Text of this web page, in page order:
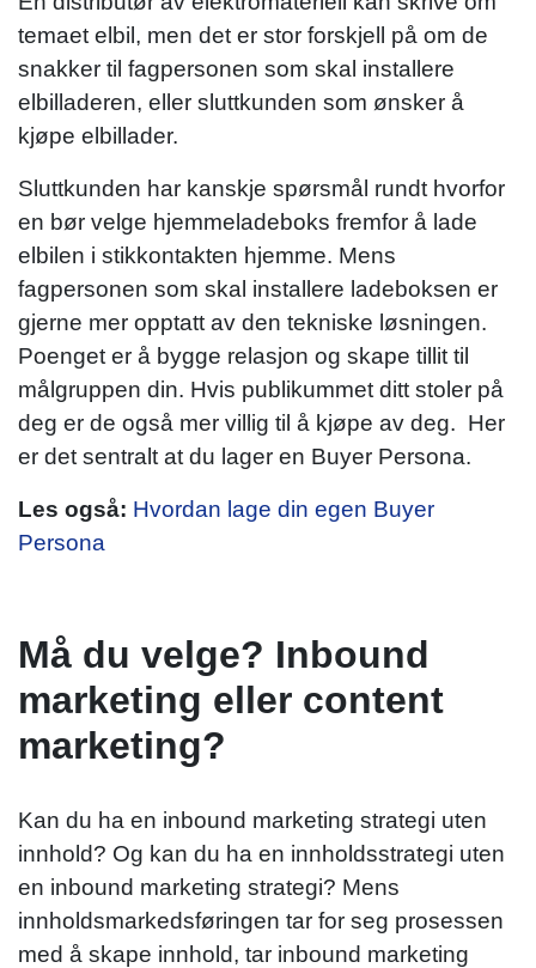
temaet elbil, men det er stor forskjell på om de
snakker til fagpersonen som skal installere
elbilladeren, eller sluttkunden som ønsker å
kjøpe elbillader.
Sluttkunden har kanskje spørsmål rundt hvorfor
en bør velge hjemmeladeboks fremfor å lade
elbilen i stikkontakten hjemme. Mens
fagpersonen som skal installere ladeboksen er
gjerne mer opptatt av den tekniske løsningen.
Poenget er å bygge relasjon og skape tillit til
målgruppen din. Hvis publikummet ditt stoler på
deg er de også mer villig til å kjøpe av deg. Her
er det sentralt at du lager en Buyer Persona.
Les også: Hvordan lage din egen Buyer
Persona
Må du velge? Inbound
marketing eller content
marketing?
Kan du ha en inbound marketing strategi uten
innhold? Og kan du ha en innholdsstrategi uten
en inbound marketing strategi? Mens
innholdsmarkedsføringen tar for seg prosessen
med å skape innhold, tar inbound marketing